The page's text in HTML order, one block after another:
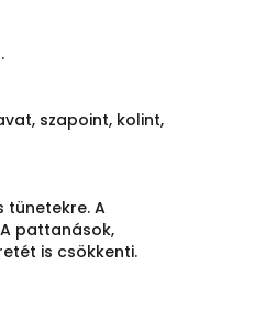
szapoint, kolint,
tünetekre. A
pattanások,
is csökkenti.